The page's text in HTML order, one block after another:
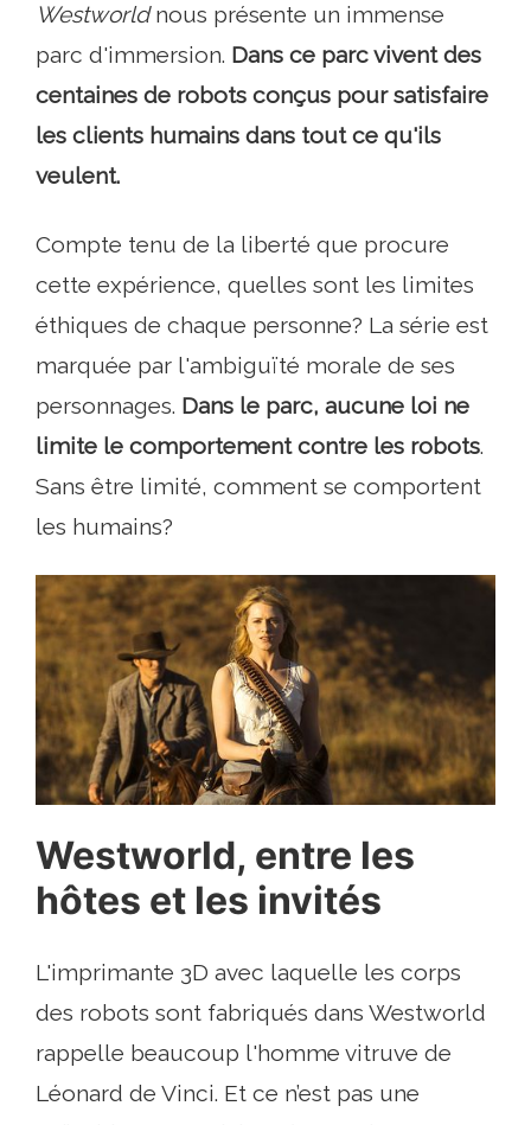
Westworldnous présente un immense
parc d'immersion. Dans ce parc vivent des
centaines de robots conçus pour satisfaire
les clients humains dans tout ce qu'ils
veulent.
Compte tenu de la liberté que procure
cette expérience, quelles sont les limites
éthiques de chaque personne? La série est
marquée par l'ambiguïté morale de ses
personnages. Dans le parc, aucune loi ne
limite le comportement contre les robots.
Sans être limité, comment se comportent
les humains?
Westworld, entre les
hôtes et les invités
L'imprimante 3D avec laquelle les corps
des robots sont fabriqués dans Westworld
rappelle beaucoup l'homme vitruve de
Léonard de Vinci. Et ce n’est pas une